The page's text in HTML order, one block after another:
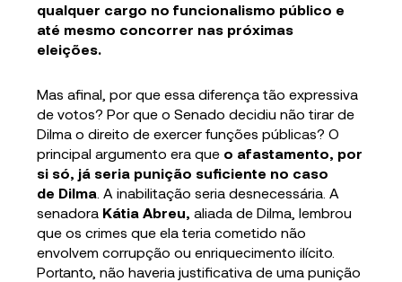
qualquer cargo no funcionalismo público e
até mesmo concorrer nas próximas
eleições.
Mas afinal, por que essa diferença tão expressiva
de votos? Por que o Senado decidiu não tirar de
Dilma o direito de exercer funções públicas? O
principal argumento era que o afastamento, por
si só, já seria punição suficiente no caso
de Dilma . A inabilitação seria desnecessária. A
senadora Kátia Abreu, aliada de Dilma, lembrou
que os crimes que ela teria cometido não
envolvem corrupção ou enriquecimento ilícito.
Portanto, não haveria justificativa de uma punição